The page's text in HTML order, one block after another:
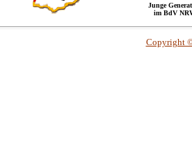
Junge
im BdV
Copyright